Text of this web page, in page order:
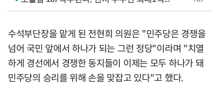
수석부단장을 맡게 된 전현희 의원은 "민주당은 경쟁을
넘어 국민 앞에서 하나가 되는 그런 정당"이라며 "치열
하게 경선에서 경쟁한 동지들이 이제는 모두 하나가 돼
민주당의 승리를 위해 손을 맞잡고 있다"고 했다.